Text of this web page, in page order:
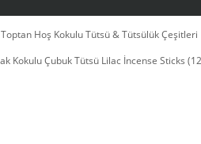
Toptan Hoş Kokulu Tütsü & Tütsülük Çeşitleri